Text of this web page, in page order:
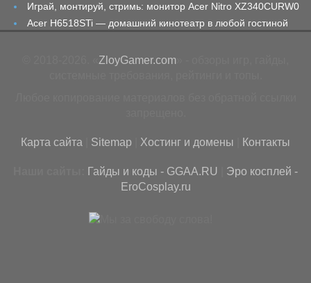
Играй, монтируй, стримь: монитор Acer Nitro XZ340CURW0
Acer H6518STi — домашний кинотеатр в любой гостиной
ZloyGamer.com
Карта сайта Sitemap Хостинг и домены Контакты
Гайды и коды - GGAA.RU
Эро косплей -
EroCosplay.ru